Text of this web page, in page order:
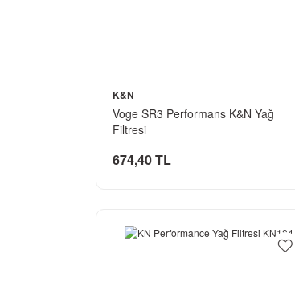
K&N
Voge SR3 Performans K&N Yağ
Filtresi
674,40 TL